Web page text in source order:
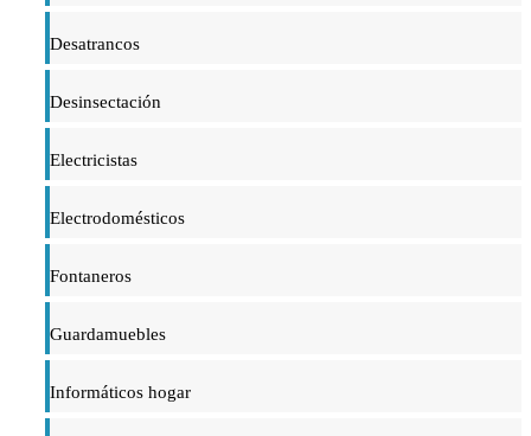
Desatrancos
Desinsectación
Electricistas
Electrodomésticos
Fontaneros
Guardamuebles
Informáticos hogar